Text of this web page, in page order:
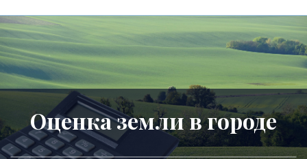
Оценка земли в городе